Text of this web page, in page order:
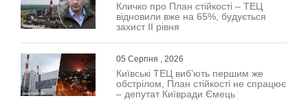
Кличко про План стійкості – ТЕЦ
відновили вже на 65%, будується
захист ІІ рівня
05 Серпня , 2026
Київські ТЕЦ виб’ють першим же
обстрілом, План стійкості не спрацює
– депутат Київради Ємець